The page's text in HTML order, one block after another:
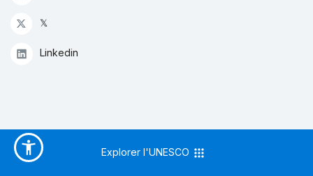
𝕏
Linkedin
Explorer l'UNESCO